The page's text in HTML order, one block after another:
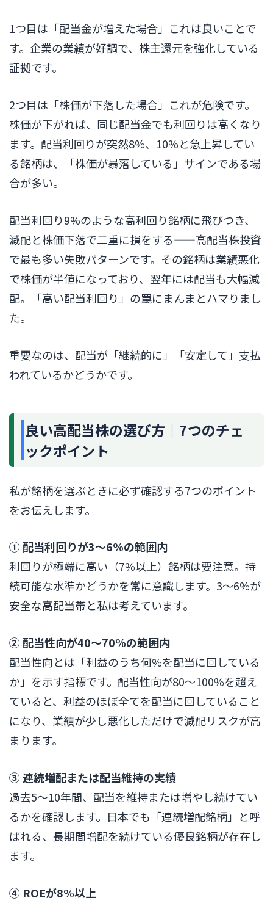
1つ目は「配当金が増えた場合」これは良いことで
す。企業の業績が好調で、株主還元を強化している
証拠です。
2つ目は「株価が下落した場合」これが危険です。
株価が下がれば、同じ配当金でも利回りは高くなり
ます。配当利回りが突然8%、10%と急上昇してい
る銘柄は、「株価が暴落している」サインである場
合が多い。
配当利回り9%のような高利回り銘柄に飛びつき、
減配と株価下落で二重に損をする——高配当株投資
で最も多い失敗パターンです。その銘柄は業績悪化
で株価が半値になっており、翌年には配当も大幅減
配。「高い配当利回り」の罠にまんまとハマりまし
た。
重要なのは、配当が「継続的に」「安定して」支払
われているかどうかです。
良い高配当株の選び方｜7つのチェ
ックポイント
私が銘柄を選ぶときに必ず確認する7つのポイント
をお伝えします。
① 配当利回りが3〜6%の範囲内
利回りが極端に高い（7%以上）銘柄は要注意。持
続可能な水準かどうかを常に意識します。3〜6%が
安全な高配当帯と私は考えています。
② 配当性向が40〜70%の範囲内
配当性向とは「利益のうち何%を配当に回している
か」を示す指標です。配当性向が80〜100%を超え
ていると、利益のほぼ全てを配当に回していること
になり、業績が少し悪化しただけで減配リスクが高
まります。
③ 連続増配または配当維持の実績
過去5〜10年間、配当を維持または増やし続けてい
るかを確認します。日本でも「連続増配銘柄」と呼
ばれる、長期間増配を続けている優良銘柄が存在し
ます。
④ ROEが8%以上